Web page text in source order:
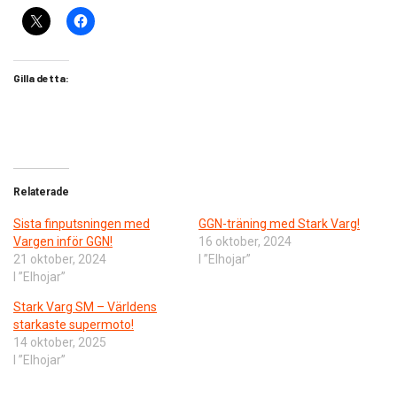
Gilla detta:
Relaterade
Sista finputsningen med
Vargen inför GGN!
21 oktober, 2024
I ”Elhojar”
GGN-träning med Stark Varg!
16 oktober, 2024
I ”Elhojar”
Stark Varg SM – Världens
starkaste supermoto!
14 oktober, 2025
I ”Elhojar”